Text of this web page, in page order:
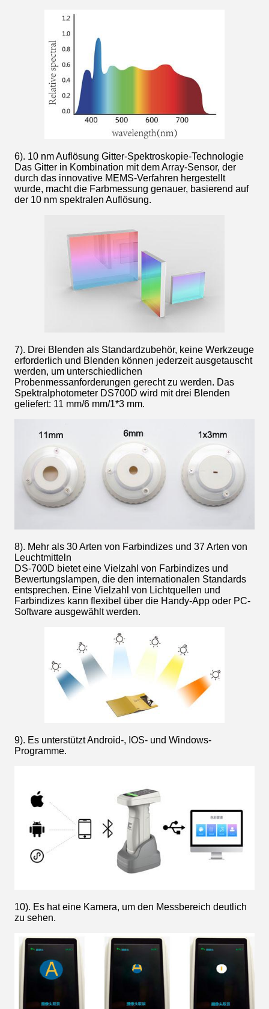
6). 10 nm Auflösung Gitter-Spektroskopie-Technologie
Das Gitter in Kombination mit dem Array-Sensor, der
durch das innovative MEMS-Verfahren hergestellt
wurde, macht die Farbmessung genauer, basierend auf
der 10 nm spektralen Auflösung.
7). Drei Blenden als Standardzubehör, keine Werkzeuge
erforderlich und Blenden können jederzeit ausgetauscht
werden, um unterschiedlichen
Probenmessanforderungen gerecht zu werden. Das
Spektralphotometer DS700D wird mit drei Blenden
geliefert: 11 mm/6 mm/1*3 mm.
8). Mehr als 30 Arten von Farbindizes und 37 Arten von
Leuchtmitteln
DS-700D bietet eine Vielzahl von Farbindizes und
Bewertungslampen, die den internationalen Standards
entsprechen. Eine Vielzahl von Lichtquellen und
Farbindizes kann flexibel über die Handy-App oder PC-
Software ausgewählt werden.
9). Es unterstützt Android-, IOS- und Windows-
Programme.
10). Es hat eine Kamera, um den Messbereich deutlich
zu sehen.